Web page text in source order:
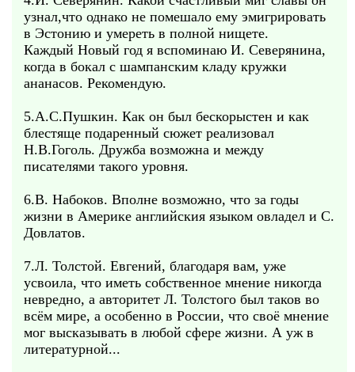
узнал,что однако не помешало ему эмигрировать
в Эстонию и умереть в полной нищете.
Каждый Новый год я вспоминаю И. Северянина,
когда в бокал с шампанским кладу кружки
ананасов. Рекомендую.
5.А.С.Пушкин. Как он был бескорыстен и как
блестяще подаренный сюжет реализовал
Н.В.Гоголь. Дружба возможна и между
писателями такого уровня.
6.В. Набоков. Вполне возможно, что за годы
жизни в Америке английския языком овладел и С.
Довлатов.
7.Л. Толстой. Евгений, благодаря вам, уже
усвоила, что иметь собственное мнение никогда
невредно, а авторитет Л. Толстого был таков во
всём мире, а особенно в России, что своё мнение
мог высказывать в любой сфере жизни. А уж в
литературной...